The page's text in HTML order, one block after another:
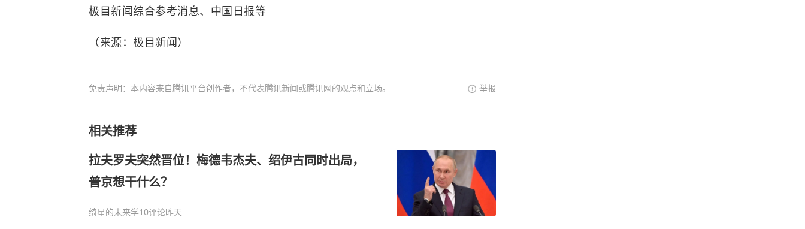
极目新闻综合参考消息、中国日报等
（来源：极目新闻）
免责声明：本内容来自腾讯平台创作者，不代表腾讯新闻或腾讯网的观点和立场。 举报
相关推荐
拉夫罗夫突然晋位！梅德韦杰夫、绍伊古同时出局，
普京想干什么？
绮星的未来学10评论昨天